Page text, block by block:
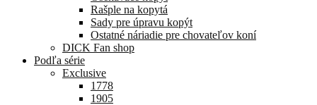
Rašple na kopytá
Sady pre úpravu kopýt
Ostatné náriadie pre chovateľov koní
DICK Fan shop
Podľa série
Exclusive
1778
1905